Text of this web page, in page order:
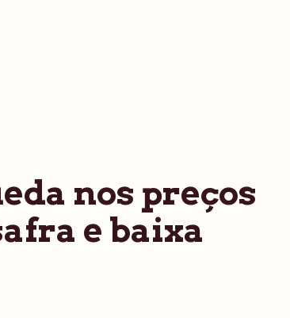
nos preços
e baixa